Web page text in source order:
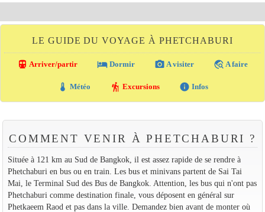
LE GUIDE DU VOYAGE À PHETCHABURI
directions_transit Arriver/partir local_hotel Dormir photo_camera A visiter travel_explore A faire
thermostat Météo hiking Excursions info Infos
COMMENT VENIR À PHETCHABURI ?
Située à 121 km au Sud de Bangkok, il est assez rapide de se rendre à
Phetchaburi en bus ou en train. Les bus et minivans partent de Sai Tai
Mai, le Terminal Sud des Bus de Bangkok. Attention, les bus qui n'ont pas
Phetchaburi comme destination finale, vous déposent en général sur
Phetkaeem Raod et pas dans la ville. Demandez bien avant de monter où